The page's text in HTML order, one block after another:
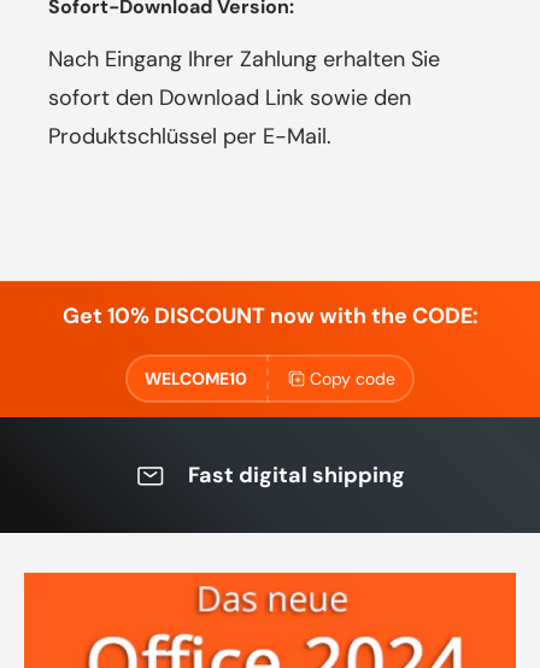
Sofort-Download Version:
Nach Eingang Ihrer Zahlung erhalten Sie
sofort den Download Link sowie den
Produktschlüssel per E-Mail.
Get 10% DISCOUNT now with the CODE:
WELCOME10 Copy code
Fast digital shipping